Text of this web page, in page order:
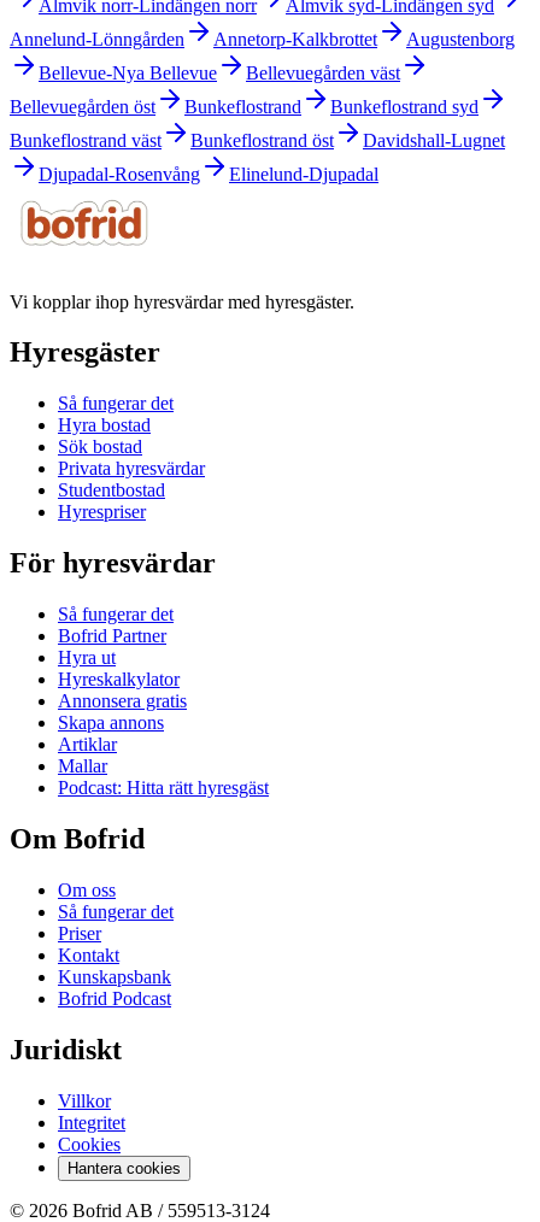
Almvik norr-Lindängen norr
Almvik syd-Lindängen syd
Annelund-Lönngården
Annetorp-Kalkbrottet
Augustenborg
Bellevue-Nya Bellevue
Bellevuegården väst
Bellevuegården öst
Bunkeflostrand
Bunkeflostrand syd
Bunkeflostrand väst
Bunkeflostrand öst
Davidshall-Lugnet
Djupadal-Rosenvång
Elinelund-Djupadal
Vi kopplar ihop hyresvärdar med hyresgäster.
Hyresgäster
Så fungerar det
Hyra bostad
Sök bostad
Privata hyresvärdar
Studentbostad
Hyrespriser
För hyresvärdar
Så fungerar det
Bofrid Partner
Hyra ut
Hyreskalkylator
Annonsera gratis
Skapa annons
Artiklar
Mallar
Podcast: Hitta rätt hyresgäst
Om Bofrid
Om oss
Så fungerar det
Priser
Kontakt
Kunskapsbank
Bofrid Podcast
Juridiskt
Villkor
Integritet
Cookies
Hantera cookies
© 2026 Bofrid AB / 559513-3124